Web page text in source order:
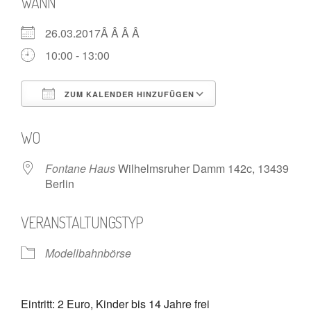
26.03.2017Â Â Â Â
10:00 - 13:00
ZUM KALENDER HINZUFÜGEN
WO
Fontane HausWilhelmsruher Damm 142c, 13439
Berlin
VERANSTALTUNGSTYP
Modellbahnbörse
Eintritt: 2 Euro, Kinder bis 14 Jahre frei